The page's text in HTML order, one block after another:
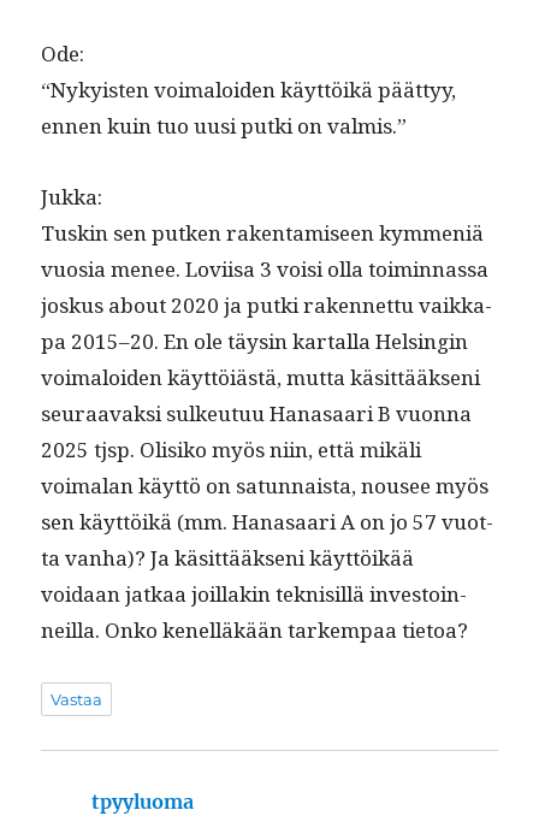
Ode:
“Nyky­is­ten voimaloiden käyt­töikä päät­tyy,
ennen kuin tuo uusi put­ki on valmis.”
Juk­ka:
Tuskin sen putken rak­en­tamiseen kym­meniä
vuosia menee. Lovi­isa 3 voisi olla toimin­nas­sa
joskus about 2020 ja put­ki raken­net­tu vaikka­
pa 2015–20. En ole täysin kar­tal­la Helsin­gin
voimaloiden käyt­töiästä, mut­ta käsit­tääk­seni
seu­raavak­si sulkeu­tuu Hanasaari B vuon­na
2025 tjsp. Olisiko myös niin, että mikäli
voimalan käyt­tö on sat­un­naista, nousee myös
sen käyt­töikä (mm. Hanasaari A on jo 57 vuot­
ta van­ha)? Ja käsit­tääk­seni käyt­töikää
voidaan jatkaa joil­lakin teknisil­lä investoin­
neil­la. Onko kenel­läkään tarkem­paa tietoa?
Vastaa
tpyyluoma